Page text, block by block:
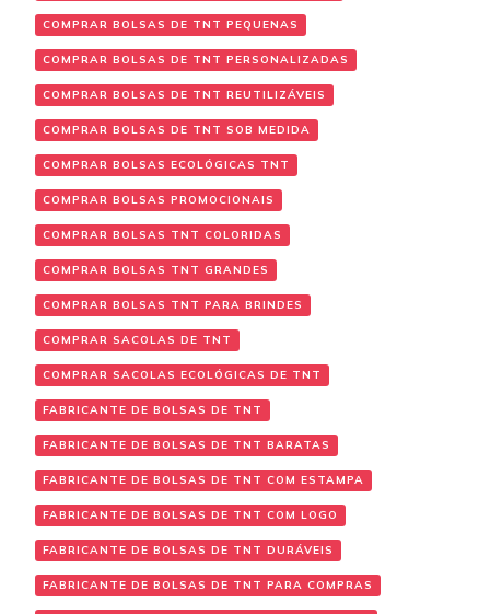
COMPRAR BOLSAS DE TNT PEQUENAS
COMPRAR BOLSAS DE TNT PERSONALIZADAS
COMPRAR BOLSAS DE TNT REUTILIZÁVEIS
COMPRAR BOLSAS DE TNT SOB MEDIDA
COMPRAR BOLSAS ECOLÓGICAS TNT
COMPRAR BOLSAS PROMOCIONAIS
COMPRAR BOLSAS TNT COLORIDAS
COMPRAR BOLSAS TNT GRANDES
COMPRAR BOLSAS TNT PARA BRINDES
COMPRAR SACOLAS DE TNT
COMPRAR SACOLAS ECOLÓGICAS DE TNT
FABRICANTE DE BOLSAS DE TNT
FABRICANTE DE BOLSAS DE TNT BARATAS
FABRICANTE DE BOLSAS DE TNT COM ESTAMPA
FABRICANTE DE BOLSAS DE TNT COM LOGO
FABRICANTE DE BOLSAS DE TNT DURÁVEIS
FABRICANTE DE BOLSAS DE TNT PARA COMPRAS